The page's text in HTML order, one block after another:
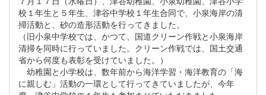
校１年生と５年生、津谷中学校１年生合同で、小泉海岸の清
掃活動と、砂の造形活動を行ってきました。
（旧小泉中学校では、かつて、国道クリーン作戦と小泉海岸
清掃を同時に行っていました。クリーン作戦では、国土交通
省から何度も表彰を受けていました。）
幼稚園と小学校は、数年前から海洋学習・海洋教育の「海
に親しむ」活動の一環として行ってきていましたが、今年